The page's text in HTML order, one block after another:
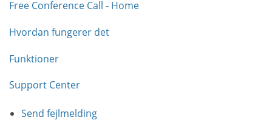
Free Conference Call - Home
Hvordan fungerer det
Funktioner
Support Center
Send fejlmelding